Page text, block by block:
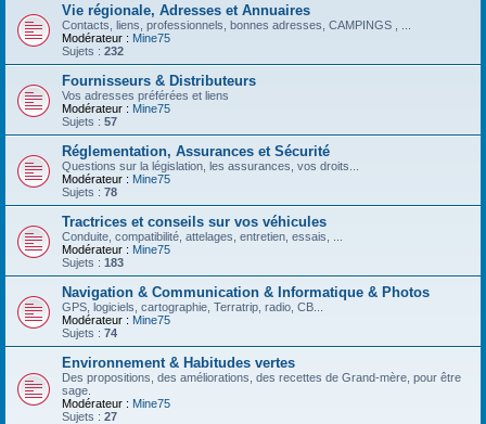
Vie régionale, Adresses et Annuaires
Contacts, liens, professionnels, bonnes adresses, CAMPINGS , ...
Modérateur : Mine75
Sujets : 232
Fournisseurs & Distributeurs
Vos adresses préférées et liens
Modérateur : Mine75
Sujets : 57
Réglementation, Assurances et Sécurité
Questions sur la législation, les assurances, vos droits...
Modérateur : Mine75
Sujets : 78
Tractrices et conseils sur vos véhicules
Conduite, compatibilité, attelages, entretien, essais, ...
Modérateur : Mine75
Sujets : 183
Navigation & Communication & Informatique & Photos
GPS, logiciels, cartographie, Terratrip, radio, CB...
Modérateur : Mine75
Sujets : 74
Environnement & Habitudes vertes
Des propositions, des améliorations, des recettes de Grand-mère, pour être
sage.
Modérateur : Mine75
Sujets : 27